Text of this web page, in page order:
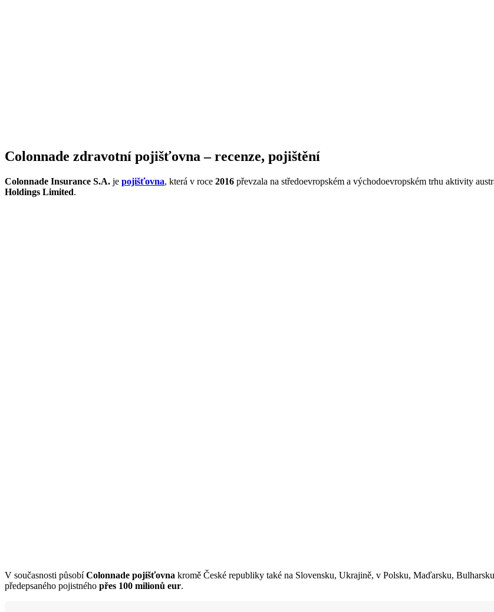
Colonnade zdravotní pojišťovna – recenze, pojištění
Colonnade Insurance S.A. je pojišťovna, která v roce 2016 převzala na středoevropském a východoevropském trhu aktivity
Holdings Limited.
V současnosti působíColonnade pojišťovna kromě České republiky také na Slovensku, Ukrajině, v Polsku, Maďarsku,
předepsaného pojistného přes 100 milionů eur.